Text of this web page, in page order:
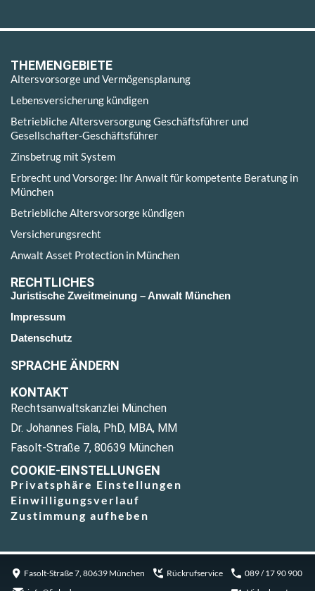
THEMENGEBIETE
Altersvorsorge und Vermögensplanung
Lebensversicherung kündigen
Betriebliche Altersversorgung Geschäftsführer und
Gesellschafter-Geschäftsführer
Zinsbetrug mit System
Erbrecht und Vorsorge: Ihr Anwalt für kompetente Beratung in
München
Betriebliche Altersvorsorge kündigen
Versicherungsrecht
Anwalt Asset Protection in München
RECHTLICHES
Juristische Zweitmeinung – Anwalt München
Impressum
Datenschutz
SPRACHE ÄNDERN
KONTAKT
Rechtsanwaltskanzlei München
Dr. Johannes Fiala, PhD, MBA, MM
Fasolt-Straße 7, 80639 München
COOKIE-EINSTELLUNGEN
Privatsphäre Einstellungen
Einwilligungsverlauf
Zustimmung aufheben
Fasolt-Straße 7, 80639 München Rückrufservice
089 / 17 90 900